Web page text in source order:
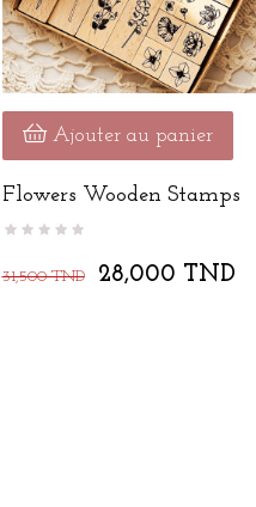
Ajouter au panier
Flowers Wooden Stamps
31,500 TND 28,000 TND